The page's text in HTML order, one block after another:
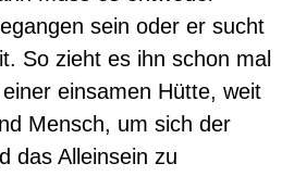
sein oder er sucht
So zieht es ihn schon mal
einsamen Hütte, weit
Mensch, um sich der
das Alleinsein zu